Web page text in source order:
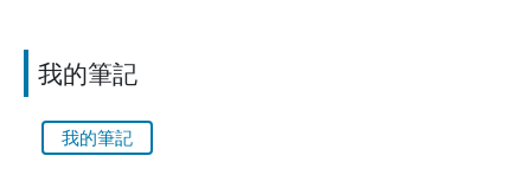
我的筆記
我的筆記